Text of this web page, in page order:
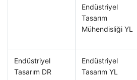
Endüstriyel
Tasarım
Mühendisliği YL
Endüstriyel
Tasarım DR
Endüstriyel
Tasarım YL